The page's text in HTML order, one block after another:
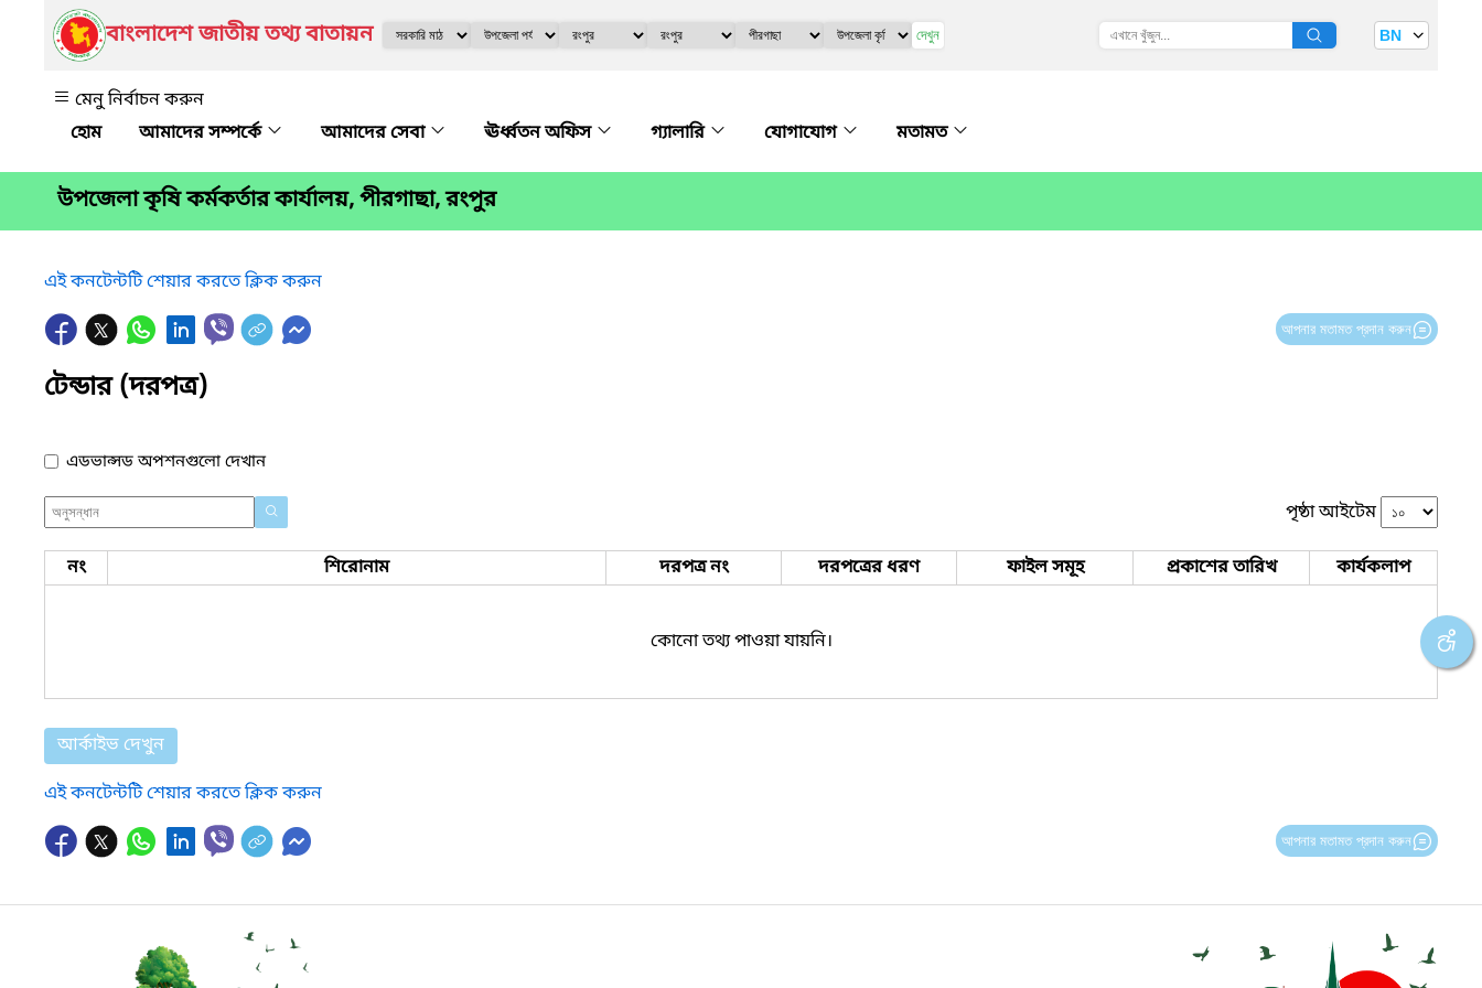
বাংলাদেশ জাতীয় তথ্য বাতায়ন দেখুন BN
মেনু নির্বাচন করুন
আমাদের সম্পর্কে
আমাদের সেবা ঊর্ধ্বতন অফিস গ্যালারি যোগাযোগ মতামত
উপজেলা কৃষি কর্মকর্তার কার্যালয়, পীরগাছা, রংপুর
এই কনটেন্টটি শেয়ার করতে ক্লিক করুন
আপনার মতামত প্রদান করুন
টেন্ডার (দরপত্র)
এডভান্সড অপশনগুলো দেখান
পৃষ্ঠা আইটেম
নং শিরোনাম দরপত্র নং দরপত্রের ধরণ ফাইল সমূহ প্রকাশের তারিখ কার্যকলাপ
কোনো তথ্য পাওয়া যায়নি।
আর্কাইভ দেখুন
এই কনটেন্টটি শেয়ার করতে ক্লিক করুন
আপনার মতামত প্রদান করুন